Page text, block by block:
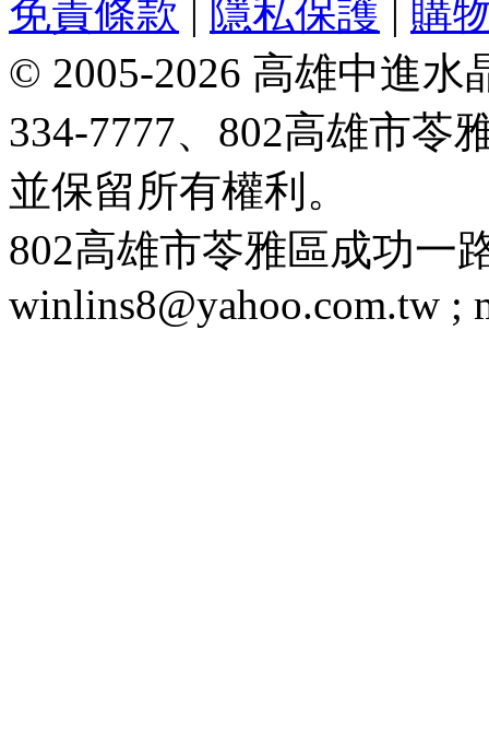
免責條款 隱私保護
購
© 2005-2026 高雄中進水
334-7777、802高雄市苓
並保留所有權利。
802高雄市苓雅區成功一
winlins8@yahoo.com.tw ;